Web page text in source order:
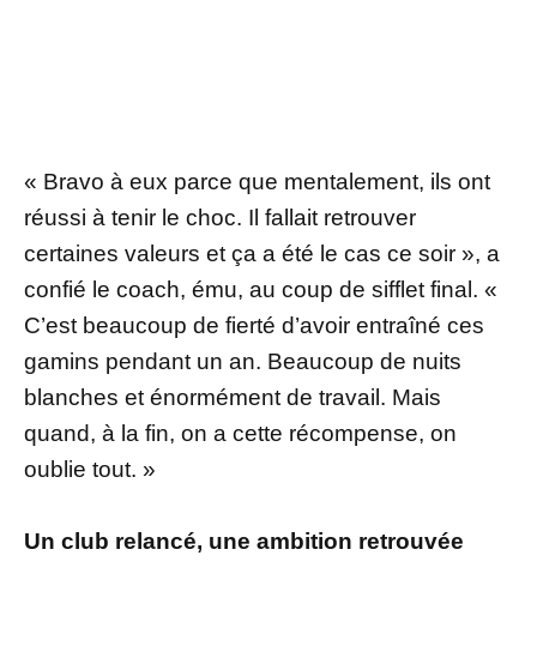
« Bravo à eux parce que mentalement, ils ont
réussi à tenir le choc. Il fallait retrouver
certaines valeurs et ça a été le cas ce soir », a
confié le coach, ému, au coup de sifflet final. «
C’est beaucoup de fierté d’avoir entraîné ces
gamins pendant un an. Beaucoup de nuits
blanches et énormément de travail. Mais
quand, à la fin, on a cette récompense, on
oublie tout. »
Un club relancé, une ambition retrouvée